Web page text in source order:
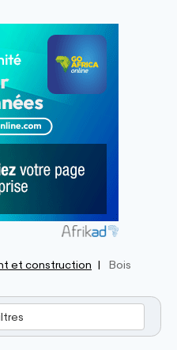
et construction Bois